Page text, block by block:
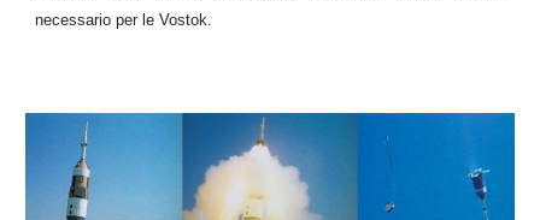
necessario per le Vostok.